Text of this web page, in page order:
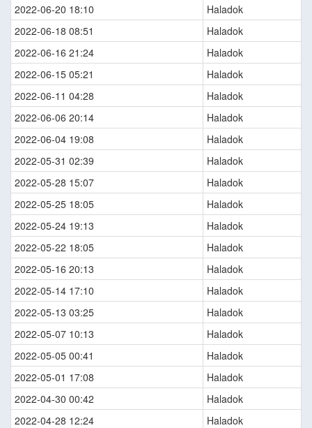
2022-06-20 18:10
Haladok
2022-06-18 08:51
Haladok
2022-06-16 21:24
Haladok
2022-06-15 05:21
Haladok
2022-06-11 04:28
Haladok
2022-06-06 20:14
Haladok
2022-06-04 19:08
Haladok
2022-05-31 02:39
Haladok
2022-05-28 15:07
Haladok
2022-05-25 18:05
Haladok
2022-05-24 19:13
Haladok
2022-05-22 18:05
Haladok
2022-05-16 20:13
Haladok
2022-05-14 17:10
Haladok
2022-05-13 03:25
Haladok
2022-05-07 10:13
Haladok
2022-05-05 00:41
Haladok
2022-05-01 17:08
Haladok
2022-04-30 00:42
Haladok
2022-04-28 12:24
Haladok